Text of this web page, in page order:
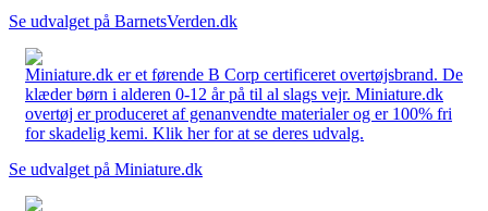
Se udvalget på BarnetsVerden.dk
Miniature.dk er et førende B Corp certificeret overtøjsbrand. De
klæder børn i alderen 0-12 år på til al slags vejr. Miniature.dk
overtøj er produceret af genanvendte materialer og er 100% fri
for skadelig kemi. Klik her for at se deres udvalg.
Se udvalget på Miniature.dk